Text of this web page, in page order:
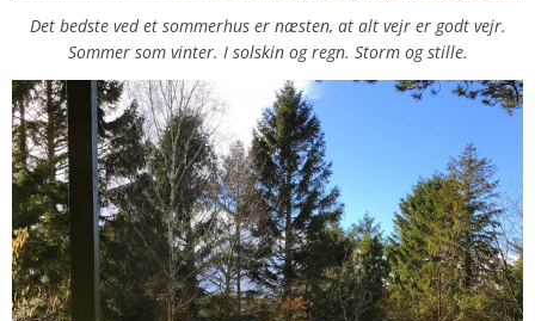
Det bedste ved et sommerhus er næsten, at alt vejr er godt vejr.
Sommer som vinter. I solskin og regn. Storm og stille.